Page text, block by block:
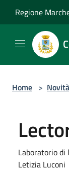
Regione
Home > Novità
Laboratorio
Letizia Luconi